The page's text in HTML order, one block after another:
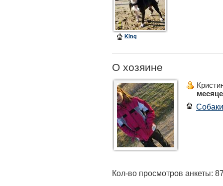
King
О хозяине
Собаки
Кол-во просмотров анкеты: